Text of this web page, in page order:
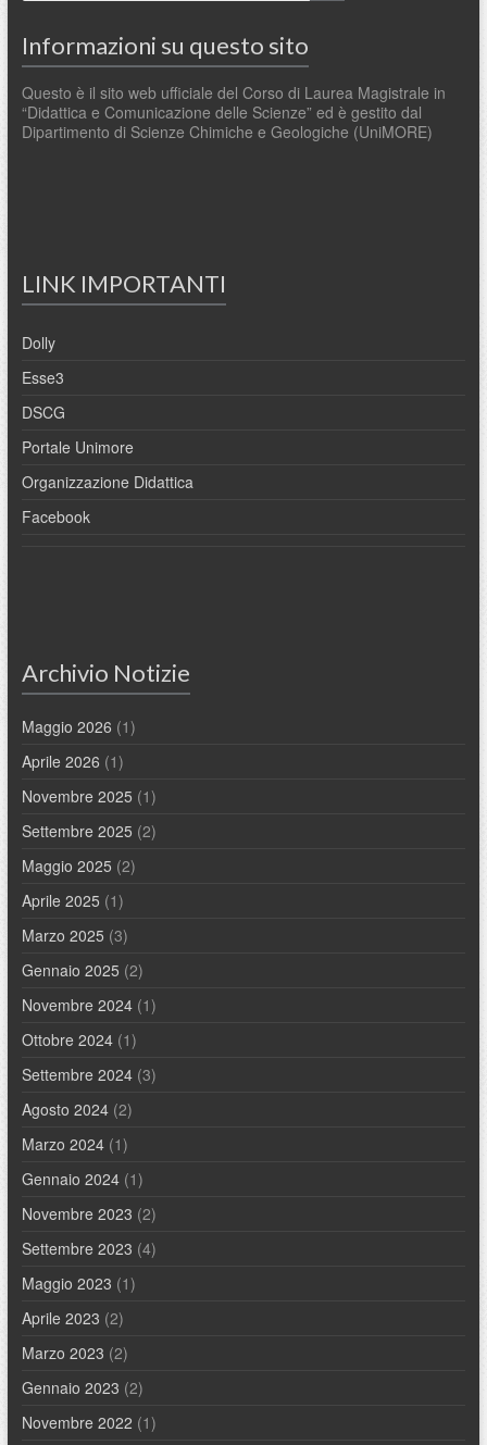
Informazioni su questo sito
Questo è il sito web ufficiale del Corso di Laurea Magistrale in
“Didattica e Comunicazione delle Scienze” ed è gestito dal
Dipartimento di Scienze Chimiche e Geologiche (UniMORE)
LINK IMPORTANTI
Dolly
Esse3
DSCG
Portale Unimore
Organizzazione Didattica
Facebook
Archivio Notizie
Maggio 2026 (1)
Aprile 2026 (1)
Novembre 2025 (1)
Settembre 2025 (2)
Maggio 2025 (2)
Aprile 2025 (1)
Marzo 2025 (3)
Gennaio 2025 (2)
Novembre 2024(1)
Ottobre 2024(1)
Settembre 2024(3)
Agosto 2024(2)
Marzo 2024(1)
Gennaio 2024(1)
Novembre 2023 (2)
Settembre 2023 (4)
Maggio 2023 (1)
Aprile 2023 (2)
Marzo 2023 (2)
Gennaio 2023 (2)
Novembre 2022 (1)